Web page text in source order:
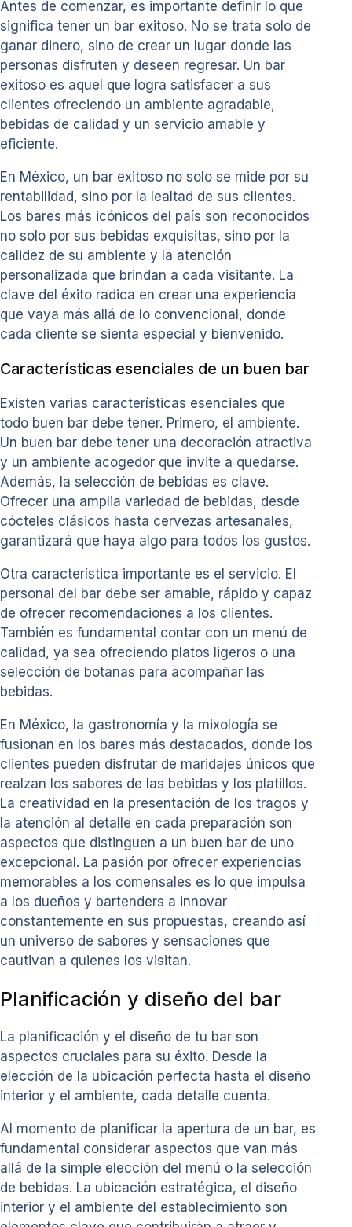
Antes de comenzar, es importante definir lo que
significa tener un bar exitoso. No se trata solo de
ganar dinero, sino de crear un lugar donde las
personas disfruten y deseen regresar. Un bar
exitoso es aquel que logra satisfacer a sus
clientes ofreciendo un ambiente agradable,
bebidas de calidad y un servicio amable y
eficiente.
En México, un bar exitoso no solo se mide por su
rentabilidad, sino por la lealtad de sus clientes.
Los bares más icónicos del país son reconocidos
no solo por sus bebidas exquisitas, sino por la
calidez de su ambiente y la atención
personalizada que brindan a cada visitante. La
clave del éxito radica en crear una experiencia
que vaya más allá de lo convencional, donde
cada cliente se sienta especial y bienvenido.
Características esenciales de un buen bar
Existen varias características esenciales que
todo buen bar debe tener. Primero, el ambiente.
Un buen bar debe tener una decoración atractiva
y un ambiente acogedor que invite a quedarse.
Además, la selección de bebidas es clave.
Ofrecer una amplia variedad de bebidas, desde
cócteles clásicos hasta cervezas artesanales,
garantizará que haya algo para todos los gustos.
Otra característica importante es el servicio. El
personal del bar debe ser amable, rápido y capaz
de ofrecer recomendaciones a los clientes.
También es fundamental contar con un menú de
calidad, ya sea ofreciendo platos ligeros o una
selección de botanas para acompañar las
bebidas.
En México, la gastronomía y la mixología se
fusionan en los bares más destacados, donde los
clientes pueden disfrutar de maridajes únicos que
realzan los sabores de las bebidas y los platillos.
La creatividad en la presentación de los tragos y
la atención al detalle en cada preparación son
aspectos que distinguen a un buen bar de uno
excepcional. La pasión por ofrecer experiencias
memorables a los comensales es lo que impulsa
a los dueños y bartenders a innovar
constantemente en sus propuestas, creando así
un universo de sabores y sensaciones que
cautivan a quienes los visitan.
Planificación y diseño del bar
La planificación y el diseño de tu bar son
aspectos cruciales para su éxito. Desde la
elección de la ubicación perfecta hasta el diseño
interior y el ambiente, cada detalle cuenta.
Al momento de planificar la apertura de un bar, es
fundamental considerar aspectos que van más
allá de la simple elección del menú o la selección
de bebidas. La ubicación estratégica, el diseño
interior y el ambiente del establecimiento son